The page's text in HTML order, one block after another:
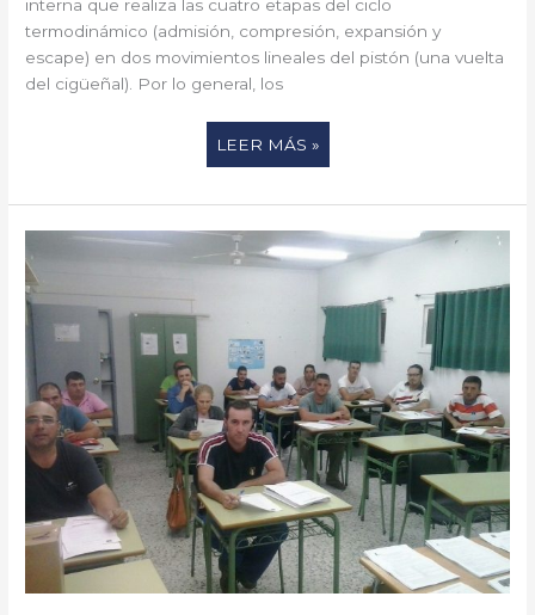
interna que realiza las cuatro etapas del ciclo
termodinámico (admisión, compresión, expansión y
escape) en dos movimientos lineales del pistón (una vuelta
del cigüeñal). Por lo general, los
LEER MÁS »
FORMACIÓN
PROFESIONAL:
COMÚN